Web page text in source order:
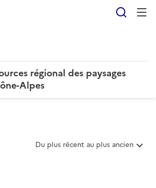
régional des paysages
Alpes
T
Du plus récent au plus ancien